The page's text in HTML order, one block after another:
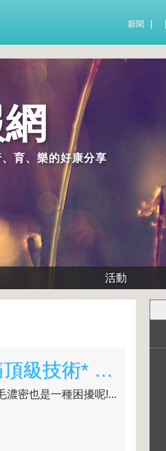
新聞
育、樂的好康分享
活動
美到翻掉的最新飄眉技術分享【高雄繡眉】無痛頂級技術* Double Q 極緻美學*網友都在推!
濃密也是一種困擾呢!...